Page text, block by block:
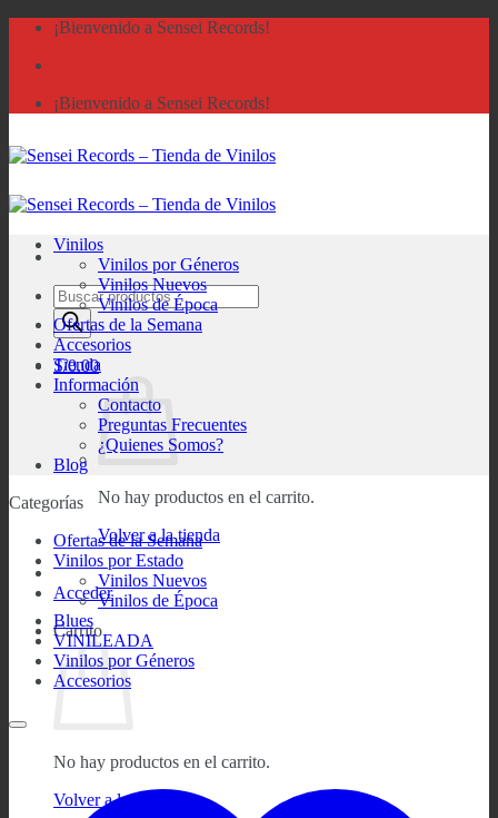
Saltar
contenido
¡Bienvenido a Sensei Records!
¡Bienvenido a Sensei Records!
Búsqueda
de
productos
S/0.00
No hay productos en el carrito.
Volver a la tienda
Acceder
Carrito
No hay productos en el carrito.
Volver a la tienda
Vinilos
Vinilos por Géneros
Vinilos Nuevos
Vinilos de Época
Ofertas de la Semana
Accesorios
Tienda
Información
Contacto
Preguntas Frecuentes
¿Quienes Somos?
Blog
Categorías
Ofertas de la Semana
Vinilos por Estado
Vinilos Nuevos
Vinilos de Época
Blues
VINILEADA
Vinilos por Géneros
Accesorios